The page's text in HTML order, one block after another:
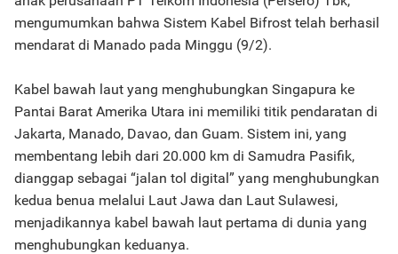
mengumumkan bahwa Sistem Kabel Bifrost telah berhasil
mendarat di Manado pada Minggu (9/2).
Kabel bawah laut yang menghubungkan Singapura ke
Pantai Barat Amerika Utara ini memiliki titik pendaratan di
Jakarta, Manado, Davao, dan Guam. Sistem ini, yang
membentang lebih dari 20.000 km di Samudra Pasifik,
dianggap sebagai “jalan tol digital” yang menghubungkan
kedua benua melalui Laut Jawa dan Laut Sulawesi,
menjadikannya kabel bawah laut pertama di dunia yang
menghubungkan keduanya.